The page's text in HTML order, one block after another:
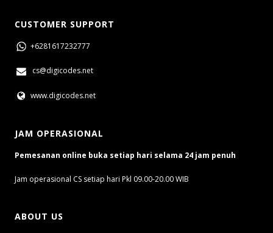
CUSTOMER SUPPORT
+6281617232777
cs@digicodes.net
www.digicodes.net
JAM OPERASIONAL
Pemesanan online buka setiap hari selama 24 jam penuh
Jam operasional CS setiap hari Pkl 09.00-20.00 WIB
ABOUT US